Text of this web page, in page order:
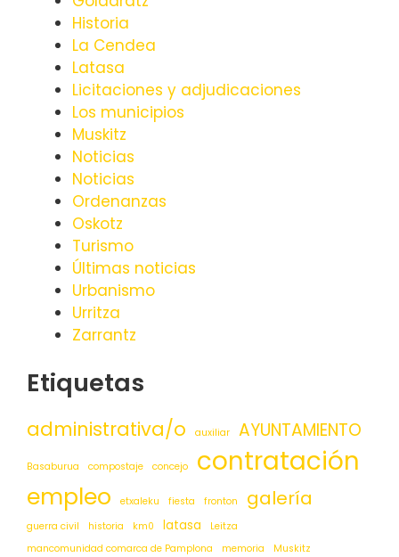
Historia
La Cendea
Latasa
Licitaciones y adjudicaciones
Los municipios
Muskitz
Noticias
Noticias
Ordenanzas
Oskotz
Turismo
Últimas noticias
Urbanismo
Urritza
Zarrantz
Etiquetas
administrativa/o auxiliar AYUNTAMIENTO
Basaburua compostaje concejo contratación
empleo etxaleku fiesta fronton galería
guerra civil historia km0 latasa
Leitza
mancomunidad comarca de Pamplona
memoria Muskitz